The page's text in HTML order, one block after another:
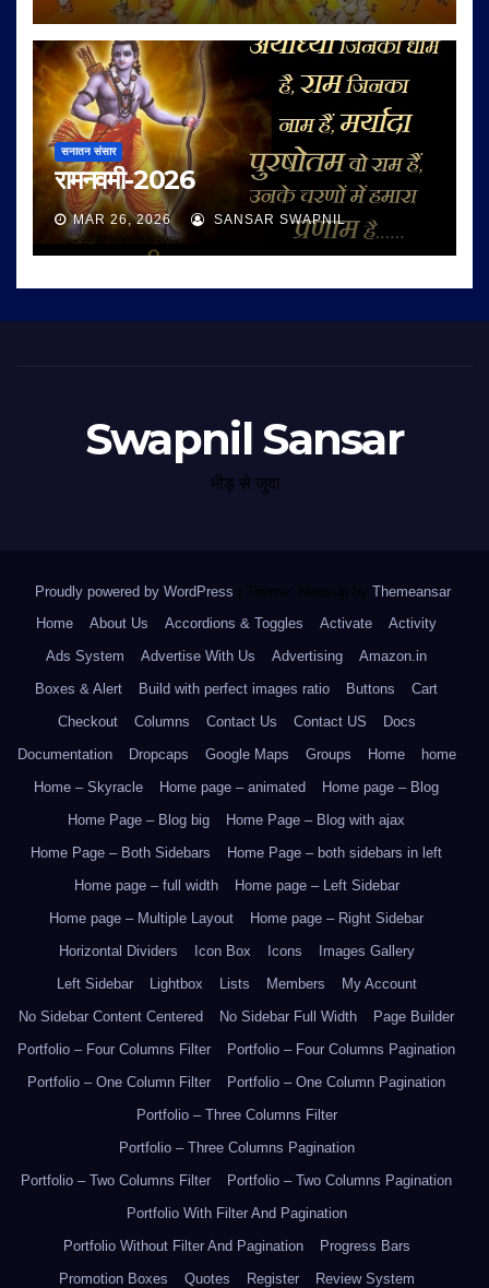
सनातन संसार
रामनवमी-2026
MAR 26, 2026 SANSAR SWAPNIL
Swapnil Sansar
भीड़ से जुदा
Proudly powered by WordPress Theme: Newsup by Themeansar.
Home
About Us Accordions & Toggles Activate
Activity
Ads System
Advertise With Us Advertising
Amazon.in
Boxes & Alert
Build with perfect images ratio Buttons
Cart
Checkout
Columns Contact Us Contact US
Docs
Documentation
Dropcaps Google Maps Groups Home
home
Home – Skyracle
Home page – animated
Home page – Blog
Home Page – Blog big
Home Page – Blog with ajax
Home Page – Both Sidebars
Home Page – both sidebars in left
Home page – full width
Home page – Left Sidebar
Home page – Multiple Layout
Home page – Right Sidebar
Horizontal Dividers
Icon Box Icons
Images Gallery
Left Sidebar
Lightbox Lists Members
My Account
No Sidebar Content Centered
No Sidebar Full Width
Page Builder
Portfolio – Four Columns Filter
Portfolio – Four Columns Pagination
Portfolio – One Column Filter
Portfolio – One Column Pagination
Portfolio – Three Columns Filter
Portfolio – Three Columns Pagination
Portfolio – Two Columns Filter
Portfolio – Two Columns Pagination
Portfolio With Filter And Pagination
Portfolio Without Filter And Pagination
Progress Bars
Promotion Boxes
Quotes Register Review System